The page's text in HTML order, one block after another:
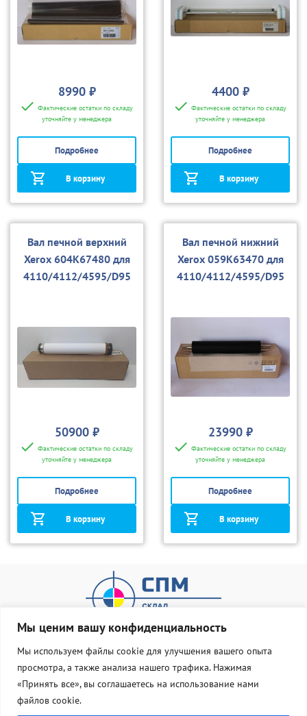
Мы ценим вашу конфиденциальность
Мы используем файлы cookie для улучшения вашего опыта
просмотра, а также анализа нашего трафика. Нажимая
«Принять все», вы соглашаетесь на использование нами
файлов cookie.
8990 ₽
Фактические остатки по складу
уточняйте у менеджера
Подробнее
В корзину
4400 ₽
Фактические остатки по складу
уточняйте у менеджера
Подробнее
В корзину
Вал печной верхний
Xerox 604K67480 для
4110/4112/4595/D95
50900 ₽
Фактические остатки по складу
уточняйте у менеджера
Подробнее
В корзину
Вал печной нижний
Xerox 059K63470 для
4110/4112/4595/D95
23990 ₽
Фактические остатки по складу
уточняйте у менеджера
Подробнее
В корзину
О нас
Оплата и доставка
Статус Груза
Контакты